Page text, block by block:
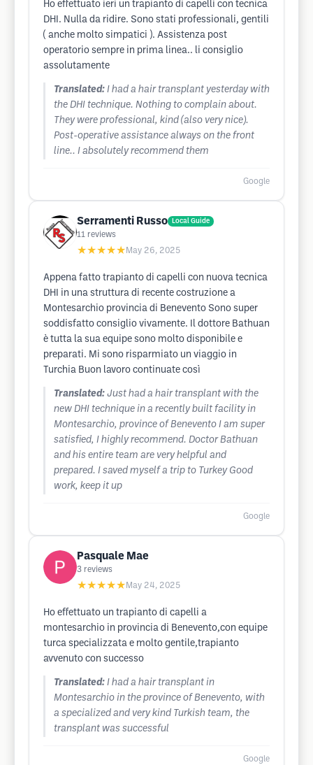
Ho effettuato ieri un trapianto di capelli con tecnica
DHI. Nulla da ridire. Sono stati professionali, gentili
( anche molto simpatici ). Assistenza post
operatorio sempre in prima linea.. li consiglio
assolutamente
Translated: I had a hair transplant yesterday with
the DHI technique. Nothing to complain about.
They were professional, kind (also very nice).
Post-operative assistance always on the front
line.. I absolutely recommend them
Google
Serramenti Russo Local Guide
11 reviews
★★★★★ May 26, 2025
Appena fatto trapianto di capelli con nuova tecnica
DHI in una struttura di recente costruzione a
Montesarchio provincia di Benevento Sono super
soddisfatto consiglio vivamente. Il dottore Bathuan
è tutta la sua equipe sono molto disponibile e
preparati. Mi sono risparmiato un viaggio in
Turchia Buon lavoro continuate così
Translated: Just had a hair transplant with the
new DHI technique in a recently built facility in
Montesarchio, province of Benevento I am super
satisfied, I highly recommend. Doctor Bathuan
and his entire team are very helpful and
prepared. I saved myself a trip to Turkey Good
work, keep it up
Google
Pasquale Mae
3 reviews
★★★★★ May 24, 2025
Ho effettuato un trapianto di capelli a
montesarchio in provincia di Benevento,con equipe
turca specializzata e molto gentile,trapianto
avvenuto con successo
Translated: I had a hair transplant in
Montesarchio in the province of Benevento, with
a specialized and very kind Turkish team, the
transplant was successful
Google